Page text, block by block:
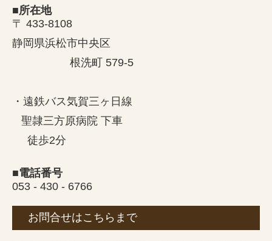
■所在地
〒 433-8108
静岡県浜松市中央区
根洗町 579-5
・遠鉄バス気賀三ヶ日線
聖隷三方原病院 下車
徒歩2分
■電話番号
053 - 430 - 6766
お問合せはこちらまで